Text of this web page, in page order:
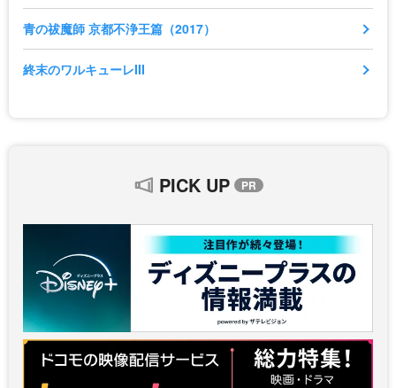
青の祓魔師 京都不浄王篇（2017）
終末のワルキューレIII
PICK UP